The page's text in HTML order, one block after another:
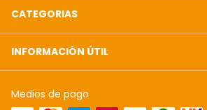
CATEGORIAS
INFORMACIÓN ÚTIL
Medios de pago